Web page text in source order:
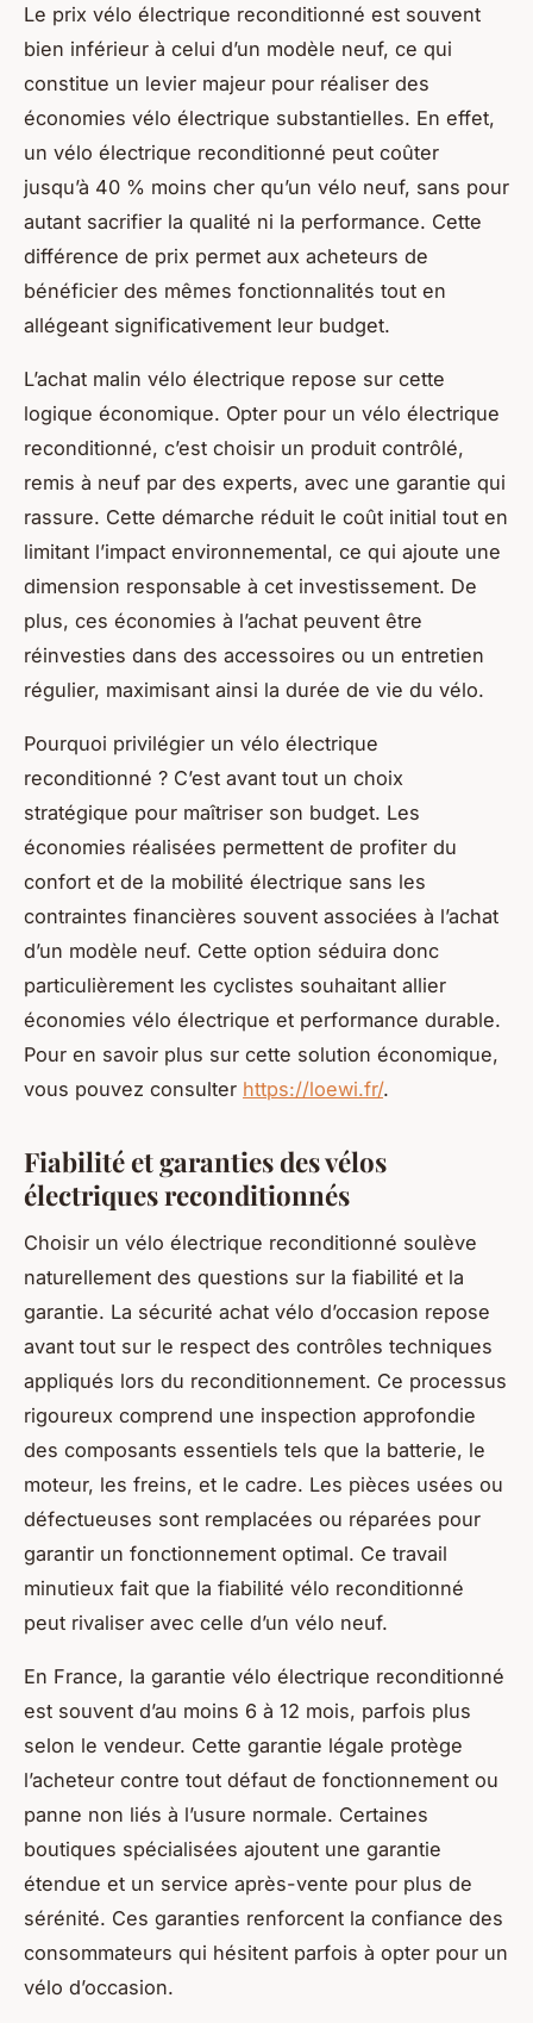
Le prix vélo électrique reconditionné est souvent
bien inférieur à celui d’un modèle neuf, ce qui
constitue un levier majeur pour réaliser des
économies vélo électrique substantielles. En effet,
un vélo électrique reconditionné peut coûter
jusqu’à 40 % moins cher qu’un vélo neuf, sans pour
autant sacrifier la qualité ni la performance. Cette
différence de prix permet aux acheteurs de
bénéficier des mêmes fonctionnalités tout en
allégeant significativement leur budget.
L’achat malin vélo électrique repose sur cette
logique économique. Opter pour un vélo électrique
reconditionné, c’est choisir un produit contrôlé,
remis à neuf par des experts, avec une garantie qui
rassure. Cette démarche réduit le coût initial tout en
limitant l’impact environnemental, ce qui ajoute une
dimension responsable à cet investissement. De
plus, ces économies à l’achat peuvent être
réinvesties dans des accessoires ou un entretien
régulier, maximisant ainsi la durée de vie du vélo.
Pourquoi privilégier un vélo électrique
reconditionné ? C’est avant tout un choix
stratégique pour maîtriser son budget. Les
économies réalisées permettent de profiter du
confort et de la mobilité électrique sans les
contraintes financières souvent associées à l’achat
d’un modèle neuf. Cette option séduira donc
particulièrement les cyclistes souhaitant allier
économies vélo électrique et performance durable.
Pour en savoir plus sur cette solution économique,
vous pouvez consulter https://loewi.fr/.
Fiabilité et garanties des vélos
électriques reconditionnés
Choisir un vélo électrique reconditionné soulève
naturellement des questions sur la fiabilité et la
garantie. La sécurité achat vélo d’occasion repose
avant tout sur le respect des contrôles techniques
appliqués lors du reconditionnement. Ce processus
rigoureux comprend une inspection approfondie
des composants essentiels tels que la batterie, le
moteur, les freins, et le cadre. Les pièces usées ou
défectueuses sont remplacées ou réparées pour
garantir un fonctionnement optimal. Ce travail
minutieux fait que la fiabilité vélo reconditionné
peut rivaliser avec celle d’un vélo neuf.
En France, la garantie vélo électrique reconditionné
est souvent d’au moins 6 à 12 mois, parfois plus
selon le vendeur. Cette garantie légale protège
l’acheteur contre tout défaut de fonctionnement ou
panne non liés à l’usure normale. Certaines
boutiques spécialisées ajoutent une garantie
étendue et un service après-vente pour plus de
sérénité. Ces garanties renforcent la confiance des
consommateurs qui hésitent parfois à opter pour un
vélo d’occasion.